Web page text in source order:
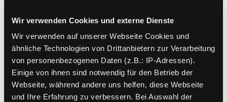
Wir verwenden Cookies und externe Dienste
Wir verwenden auf unserer Webseite Cookies und
ähnliche Technologien von Drittanbietern zur Verarbeitung
von personenbezogenen Daten (z.B.: IP-Adressen).
Einige von ihnen sind notwendig für den Betrieb der
Webseite, während andere uns helfen, diese Webseite
und Ihre Erfahrung zu verbessern. Bei Auswahl der
Exemplar-Details von Das Haus an der
Mediengruppe: Belletristik
Das Haus an der Moschee
Roman
Verfasser:Abdolah, KaderSuche nach
Jahr:2008 Verlag:München, Ullstein
Reihe:List Taschenbuch; 60856